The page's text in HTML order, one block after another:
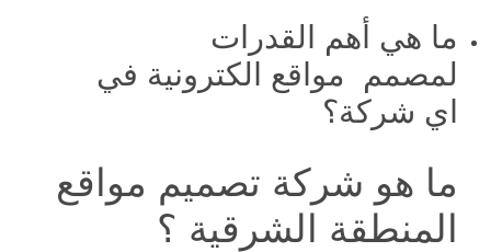
ما هي أهم القدرات
لمصمم مواقع الكترونية في
اي شركة؟
ما هو شركة تصميم مواقع
المنطقة الشرقية ؟